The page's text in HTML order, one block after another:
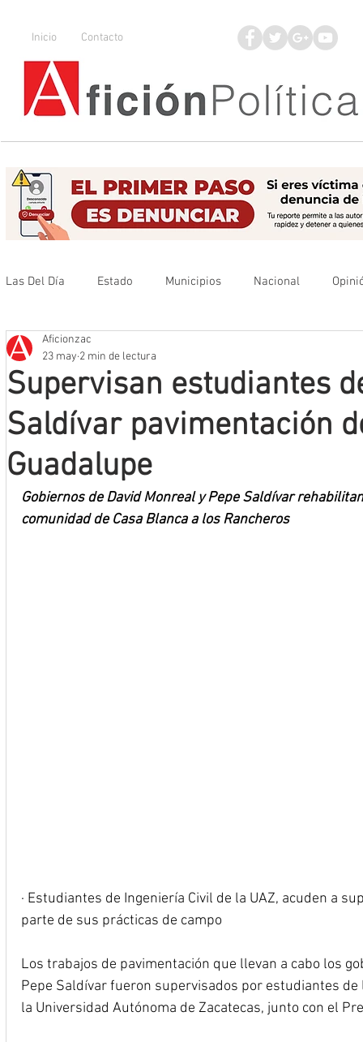
Inicio Contacto
Las Del Día Estado Municipios Nacional
Que no se olvide
Mineros LNBP
Supervisan estudiantes
Saldívar pavimentación
Guadalupe
Aficionzac
23 may 2 min de lectura
Gobiernos de David Monreal y Pepe Saldívar
comunidad de Casa Blanca a los Rancheros
· Estudiantes de Ingeniería Civil de la UAZ, acuden a
parte de sus prácticas de campo
Los trabajos de pavimentación que llevan a cabo los
Pepe Saldívar fueron supervisados por estudiantes
la Universidad Autónoma de Zacatecas, junto con el